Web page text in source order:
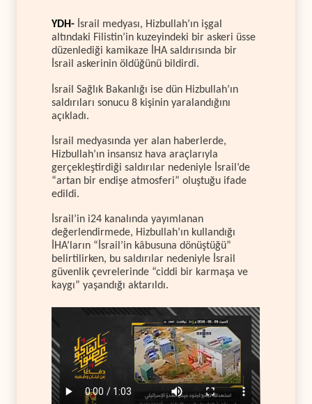
YDH- İsrail medyası, Hizbullah’ın işgal
altındaki Filistin’in kuzeyindeki bir askeri üsse
düzenlediği kamikaze İHA saldırısında bir
İsrail askerinin öldüğünü bildirdi.
İsrail Sağlık Bakanlığı ise dün Hizbullah’ın
saldırıları sonucu 8 kişinin yaralandığını
açıkladı.
İsrail medyasında yer alan haberlerde,
Hizbullah’ın insansız hava araçlarıyla
gerçekleştirdiği saldırılar nedeniyle İsrail’de
“artan bir endişe atmosferi” oluştuğu ifade
edildi.
İsrail’in i24 kanalında yayımlanan
değerlendirmede, Hizbullah’ın kullandığı
İHA’ların “İsrail’in kâbusuna dönüştüğü”
belirtilirken, bu saldırılar nedeniyle İsrail
güvenlik çevrelerinde “ciddi bir karmaşa ve
kaygı” yaşandığı aktarıldı.